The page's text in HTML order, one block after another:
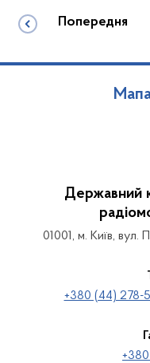
Попередня
Державний
01001, м. Київ, вул.
+380 (44) 278-